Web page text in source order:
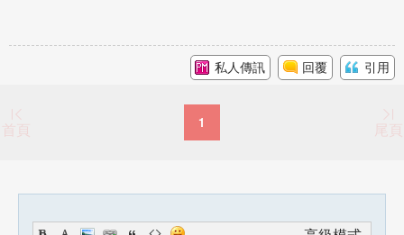
私人傳訊 回覆 引用
首頁 1 尾頁